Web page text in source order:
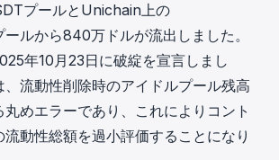
プールとUnichain上の
ルから840万ドルが流出しました。
年10月23日に破綻を宣言しまし
、流動性削除時のアイドルプール残高
めエラーであり、これによりコント
動性総額を過小評価することになり